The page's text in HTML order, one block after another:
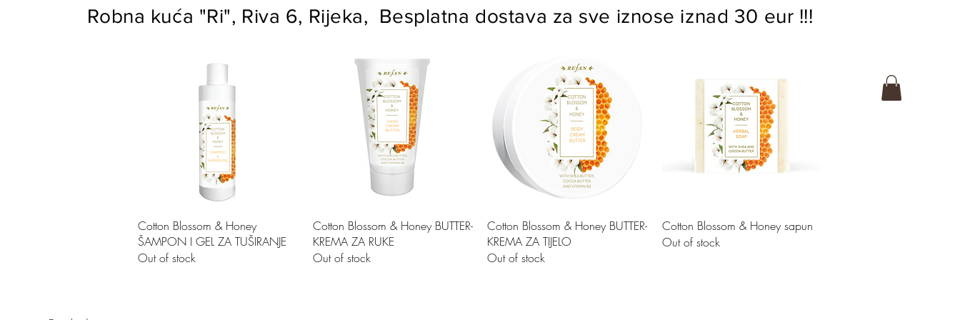
Robna kuća "Ri", Riva 6, Rijeka, Besplatna dostava za sve iznose iznad 30 eur !!!
Quick View
Cotton Blossom & Honey
ŠAMPON I GEL ZA TUŠIRANJE
Out of stock
Quick View
Cotton Blossom & Honey BUTTER-
KREMA ZA RUKE
Out of stock
Quick View
Cotton Blossom & Honey BUTTER-
KREMA ZA TIJELO
Out of stock
Quick View
Cotton Blossom & Honey sapun
Out of stock